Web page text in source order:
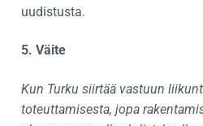
uudistusta.
5. Väite
Kun Turku siirtää vastuun
toteuttamisesta, jopa